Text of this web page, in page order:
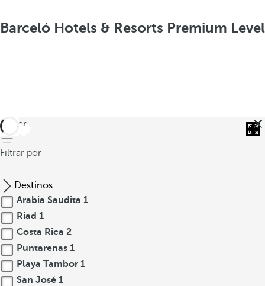
Barceló Hotels & Resorts Premium Level
volver
Filtrar por
Destinos
Arabia Saudita 1
Riad 1
Costa Rica 2
Puntarenas 1
Playa Tambor 1
San José 1